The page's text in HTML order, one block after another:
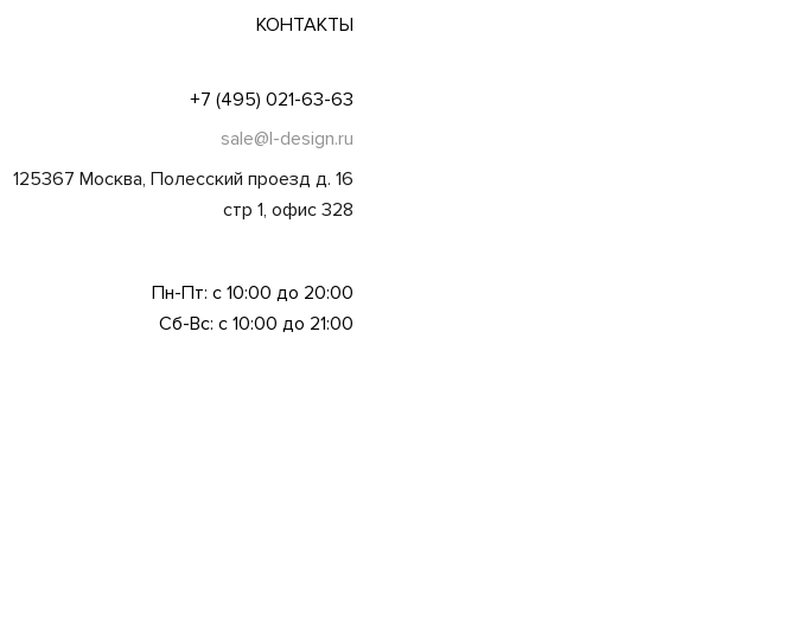
КОНТАКТЫ
+7 (495) 021-63-63
sale@l-design.ru
125367 Москва, Полесский проезд д. 16
стр 1, офис 328
Пн-Пт: с 10:00 до 20:00
Сб-Вс: с 10:00 до 21:00